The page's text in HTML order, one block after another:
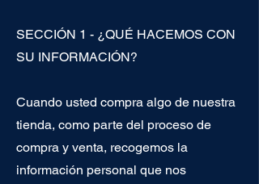
SECCIÓN 1 - ¿QUÉ HACEMOS CON
SU INFORMACIÓN?
Cuando usted compra algo de nuestra
tienda, como parte del proceso de
compra y venta, recogemos la
información personal que nos